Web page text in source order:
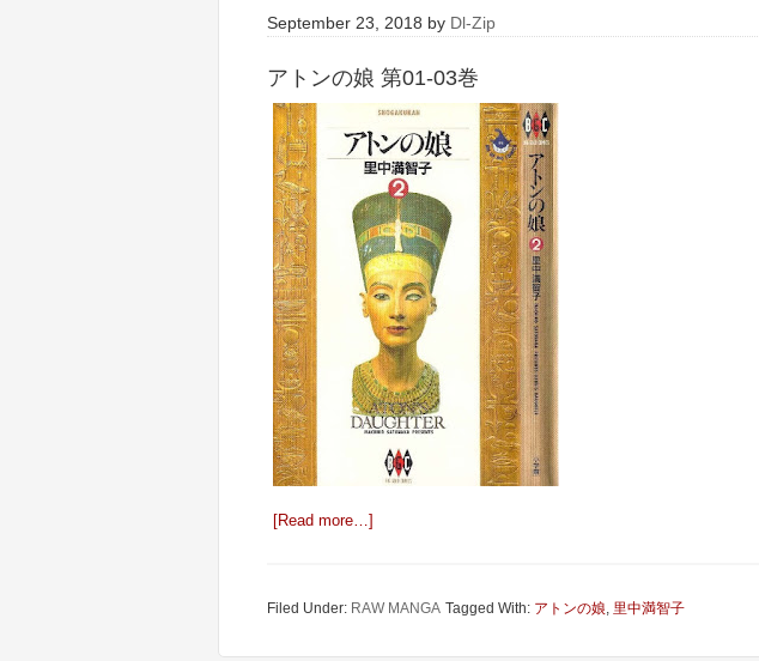
September 23, 2018 by Dl-Zip
アトンの娘 第01-03巻
[Read more…]
Filed Under: RAW MANGA Tagged With: アトンの娘, 里中満智子